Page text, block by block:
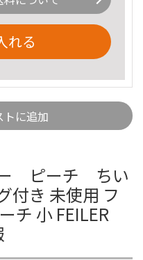
れる
に追加
ピーチ ちい
き 未使用 フ
チ 小 FEILER